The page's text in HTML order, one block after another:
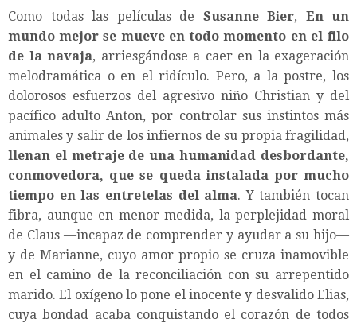
Como todas las películas de Susanne Bier, En un
mundo mejor se mueve en todo momento en el filo
de la navaja, arriesgándose a caer en la exageración
melodramática o en el ridículo. Pero, a la postre, los
dolorosos esfuerzos del agresivo niño Christian y del
pacífico adulto Anton, por controlar sus instintos más
animales y salir de los infiernos de su propia fragilidad,
llenan el metraje de una humanidad desbordante,
conmovedora, que se queda instalada por mucho
tiempo en las entretelas del alma. Y también tocan
fibra, aunque en menor medida, la perplejidad moral
de Claus —incapaz de comprender y ayudar a su hijo—
y de Marianne, cuyo amor propio se cruza inamovible
en el camino de la reconciliación con su arrepentido
marido. El oxígeno lo pone el inocente y desvalido Elias,
cuya bondad acaba conquistando el corazón de todos